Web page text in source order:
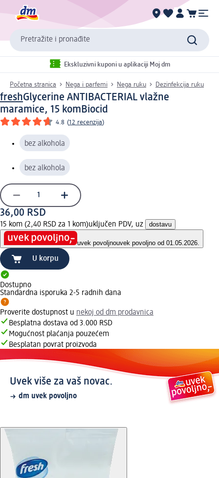
Pretražite i pronađite
Ekskluzivni kuponi u aplikaciji Moj dm
Početna stranica Nega i parfemi Nega ruku Dezinfekcija ruku
freshGlycerine ANTIBACTERIAL vlažne
maramice, 15 komBiocid
4.8 (12 recenzija)
bez alkohola
bez alkohola
36,00 RSD
15 kom (2,40 RSD za 1 kom)uključen PDV, uz dostavu
uvek povoljnouvek povoljno od 01.05.2026.
U korpu
Dostupno
Standardna isporuka 2-5 radnih dana
Proverite dostupnost u nekoj od dm prodavnica
Besplatna dostava od 3.000 RSD
Mogućnost plaćanja pouzećem
Besplatan povrat proizvoda
Uvek više za vaš novac.
dm uvek povoljno